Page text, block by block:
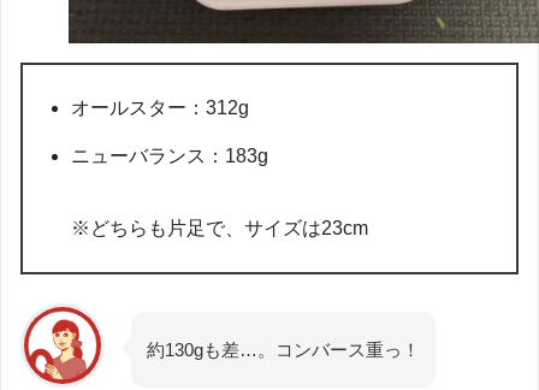
オールスター：312g
ニューバランス：183g
※どちらも片足で、サイズは23cm
約130gも差…。コンバース重っ！